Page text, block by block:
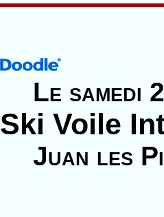
Le samedi
Ski Voile
Juan les